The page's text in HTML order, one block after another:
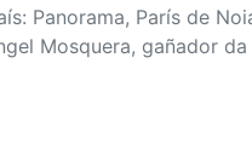
Panorama, París de
Mosquera, gañador